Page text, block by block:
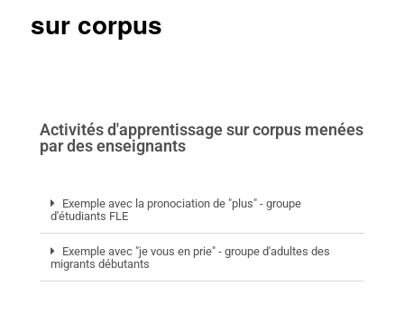
sur corpus
Activités d'apprentissage sur corpus menées
par des enseignants
Exemple avec la pronociation de "plus" - groupe
d'étudiants FLE
Exemple avec "je vous en prie" - groupe d'adultes des
migrants débutants